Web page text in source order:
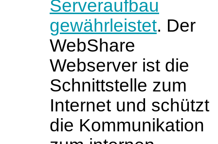
Serveraufbau
gewährleistet. Der
WebShare
Webserver ist die
Schnittstelle zum
Internet und schützt
die Kommunikation